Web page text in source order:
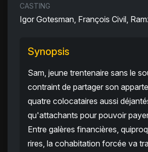
CASTING
Igor Gotesman, François Civil,
Synopsis
Sam, jeune trentenaire sans le
contraint de partager son
quatre colocataires aussi
qu'attachants pour pouvoir
Entre galères financières,
rires, la cohabitation forcée va